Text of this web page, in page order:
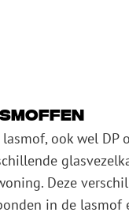
lasmof, ook wel
Deze
in de lasmof